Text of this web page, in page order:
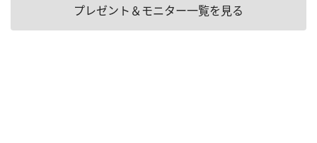
プレゼント＆モニター一覧を見る